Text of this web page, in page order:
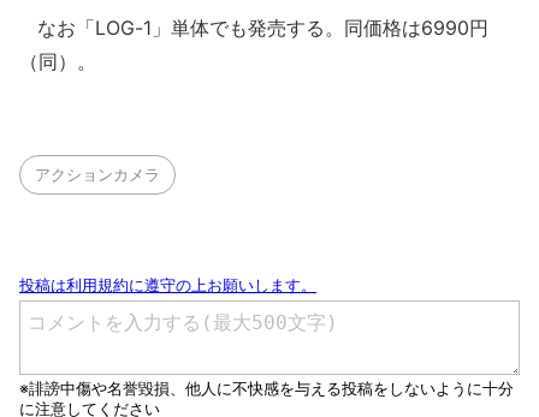
なお「LOG-1」単体でも発売する。同価格は6990円
（同）。
アクションカメラ